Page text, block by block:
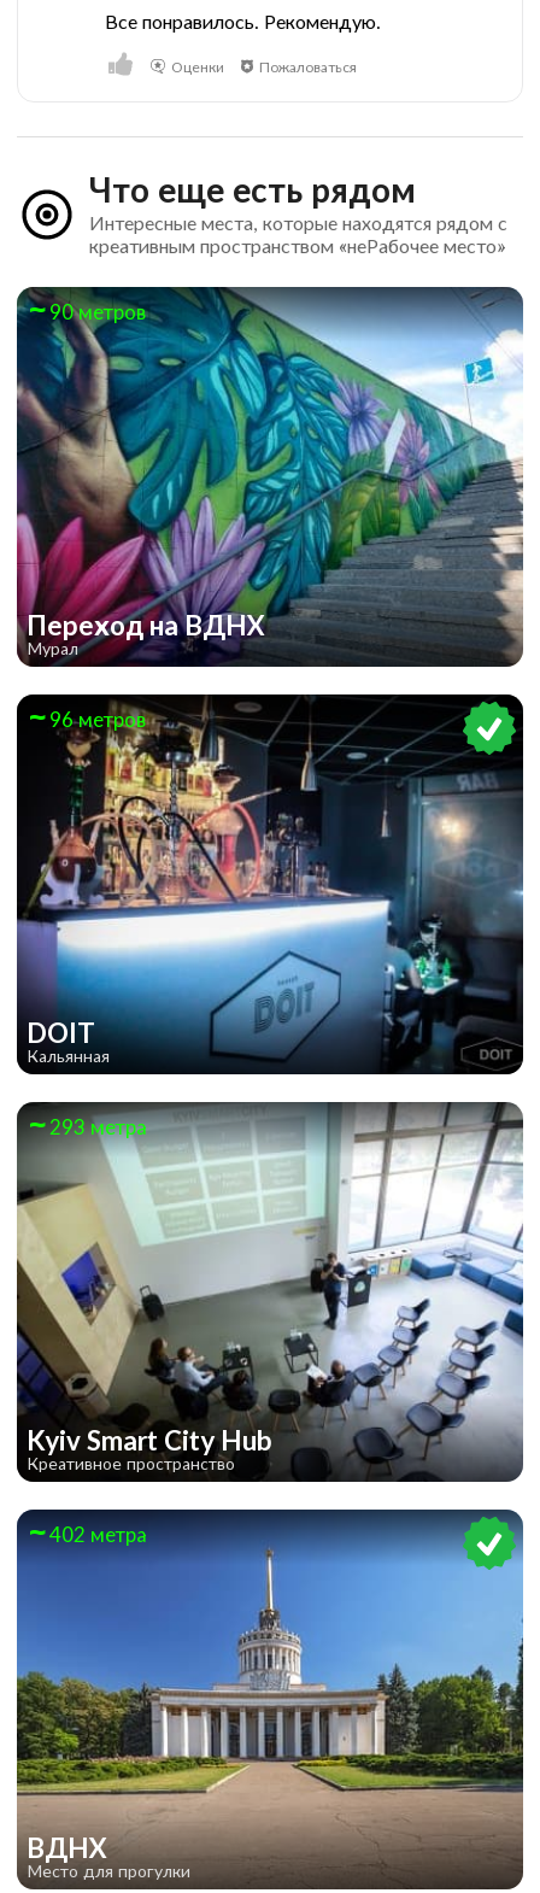
Все понравилось. Рекомендую.
Оценки Пожаловаться
Что еще есть рядом
Интересные места, которые находятся рядом с
креативным пространством «неРабочее место»
90 метров
Переход на ВДНХ
Мурал
96 метров
DOIT
Кальянная
293 метра
Kyiv Smart City Hub
Креативное пространство
402 метра
ВДНХ
Место для прогулки